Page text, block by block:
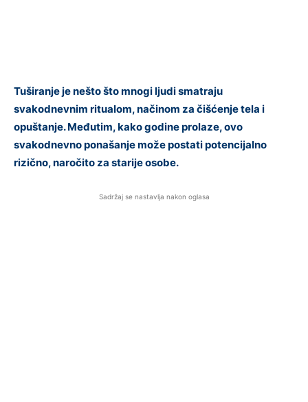
Tuširanje je nešto što mnogi ljudi smatraju
svakodnevnim ritualom, načinom za čišćenje tela i
opuštanje. Međutim, kako godine prolaze, ovo
svakodnevno ponašanje može postati potencijalno
rizično, naročito za starije osobe.
Sadržaj se nastavlja nakon oglasa